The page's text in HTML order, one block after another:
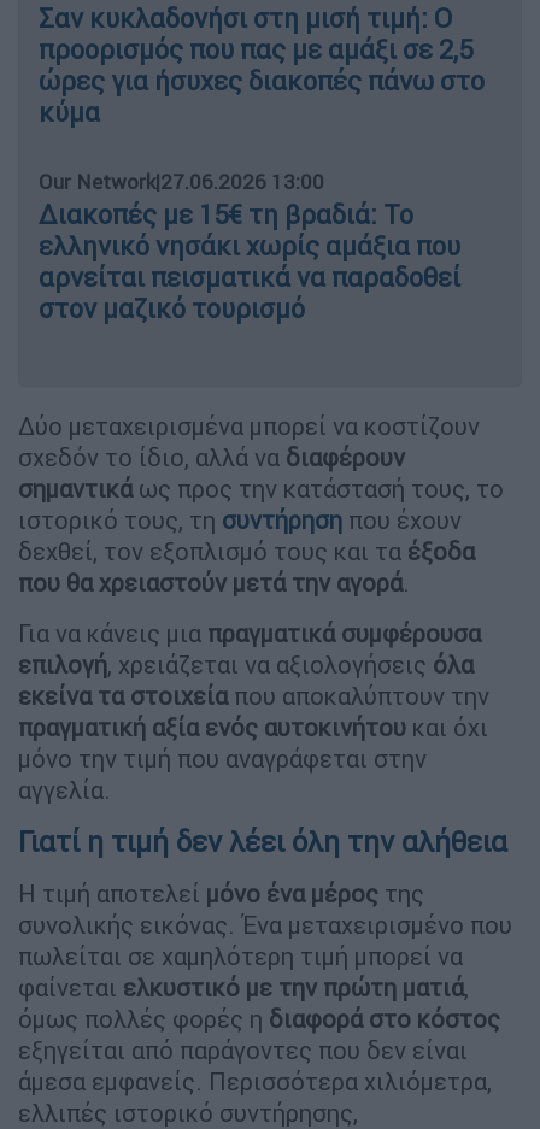
Σαν κυκλαδονήσι στη μισή τιμή: Ο
προορισμός που πας με αμάξι σε 2,5
ώρες για ήσυχες διακοπές πάνω στο
κύμα
Our Network|27.06.2026 13:00
Διακοπές με 15€ τη βραδιά: Το
ελληνικό νησάκι χωρίς αμάξια που
αρνείται πεισματικά να παραδοθεί
στον μαζικό τουρισμό
Δύο μεταχειρισμένα μπορεί να κοστίζουν
σχεδόν το ίδιο, αλλά να διαφέρουν
σημαντικάως προς την κατάστασή τους, το
ιστορικό τους, τη συντήρηση που έχουν
δεχθεί, τον εξοπλισμό τους και τα έξοδα
που θα χρειαστούν μετά την αγορά.
Για να κάνεις μια πραγματικά συμφέρουσα
επιλογή, χρειάζεται να αξιολογήσεις όλα
εκείνα τα στοιχείαπου αποκαλύπτουν την
πραγματική αξία ενός αυτοκινήτου και όχι
μόνο την τιμή που αναγράφεται στην
αγγελία.
Γιατί η τιμή δεν λέει όλη την αλήθεια
Η τιμή αποτελεί μόνο ένα μέρος της
συνολικής εικόνας. Ένα μεταχειρισμένο που
πωλείται σε χαμηλότερη τιμή μπορεί να
φαίνεται ελκυστικό με την πρώτη ματιά,
όμως πολλές φορές η διαφορά στο κόστος
εξηγείται από παράγοντες που δεν είναι
άμεσα εμφανείς. Περισσότερα χιλιόμετρα,
ελλιπές ιστορικό συντήρησης,